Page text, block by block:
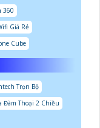
360
Giá Rẻ
Cube
Trọn Bộ
Đàm Thoại 2 Chiều